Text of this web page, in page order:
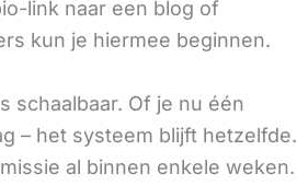
link naar een blog of
kun je hiermee beginnen.
schaalbaar. Of je nu één
– het systeem blijft hetzelfde.
al binnen enkele weken.